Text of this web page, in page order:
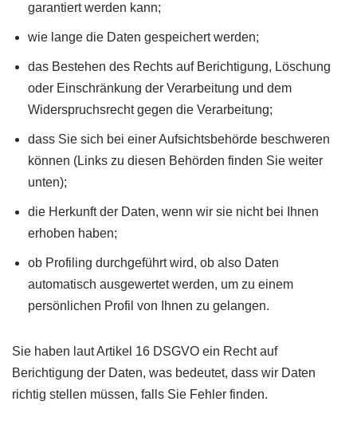
garantiert werden kann;
wie lange die Daten gespeichert werden;
das Bestehen des Rechts auf Berichtigung, Löschung
oder Einschränkung der Verarbeitung und dem
Widerspruchsrecht gegen die Verarbeitung;
dass Sie sich bei einer Aufsichtsbehörde beschweren
können (Links zu diesen Behörden finden Sie weiter
unten);
die Herkunft der Daten, wenn wir sie nicht bei Ihnen
erhoben haben;
ob Profiling durchgeführt wird, ob also Daten
automatisch ausgewertet werden, um zu einem
persönlichen Profil von Ihnen zu gelangen.
Sie haben laut Artikel 16 DSGVO ein Recht auf
Berichtigung der Daten, was bedeutet, dass wir Daten
richtig stellen müssen, falls Sie Fehler finden.